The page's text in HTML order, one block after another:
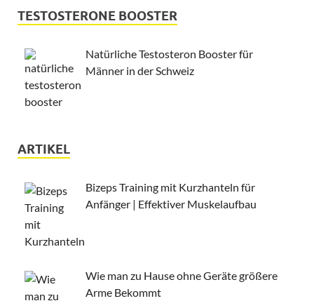
TESTOSTERONE BOOSTER
Natürliche Testosteron Booster für
Männer in der Schweiz
ARTIKEL
Bizeps Training mit Kurzhanteln für
Anfänger | Effektiver Muskelaufbau
Wie man zu Hause ohne Geräte größere
Arme Bekommt